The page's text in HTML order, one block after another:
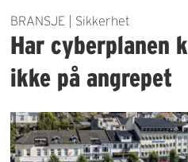
BRANSJE | Sikkerhet
Har cyberplanen
ikke på angrepet